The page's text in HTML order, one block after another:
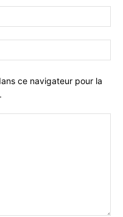
:*
:*
ce navigateur pour la